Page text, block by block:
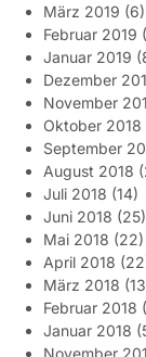
März 2019 (6)
Februar 2019
Januar 2019
Dezember
November
Oktober 2018
September
August 2018
Juli 2018 (14)
Juni 2018 (25)
Mai 2018 (22)
April 2018
März 2018
Februar 2018
Januar 2018
November